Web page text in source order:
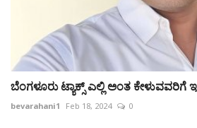
ಬೆಂಗಳೂರು ಟ್ಯಾಕ್ಸ್ ಎಲ್ಲಿ ಅಂತ ಕೇಳುವವರಿಗೆ
bevarahani1 Feb 18, 2024 0